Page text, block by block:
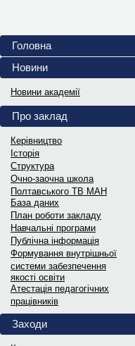
АНОНСИ
Жовтень
Витяги
Витяги з
Український
В рамках
Електронні
Витяги
Витяги з
Головна
Новини
Новини академії
Про заклад
Керівництво
Історія
Структура
Oчно-заочна школа
Полтавського ТВ МАН
База даних
План роботи закладу
Навчальні програми
Публічна інформація
Формування внутрішньої
системи забезпечення
якості освіти
Атестація педагогічних
працівників
Заходи